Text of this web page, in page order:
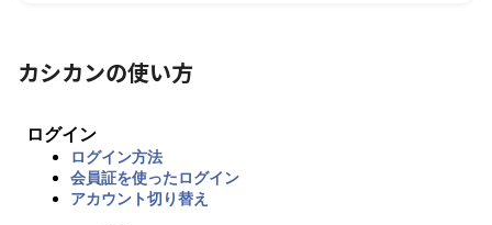
カシカンの使い方
ログイン
ログイン方法
会員証を使ったログイン
アカウント切り替え